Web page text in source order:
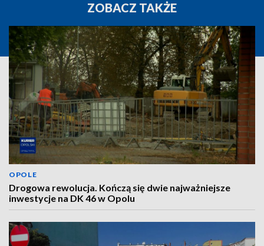
ZOBACZ TAKŻE
OPOLE
Drogowa rewolucja. Kończą się dwie najważniejsze
inwestycje na DK 46 w Opolu